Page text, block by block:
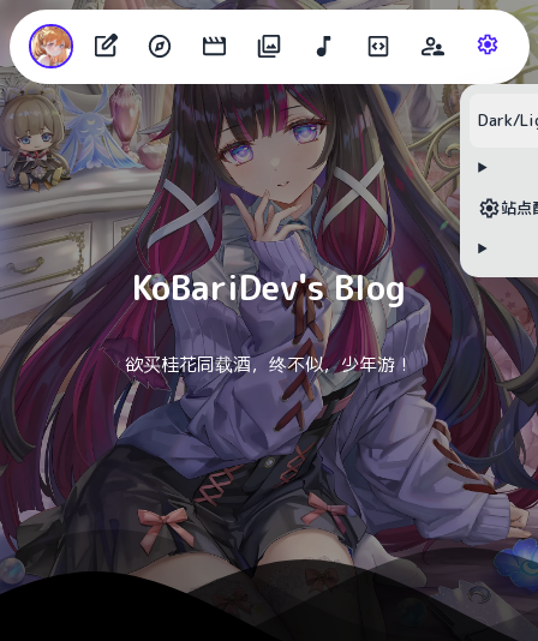
KoBariDev's Blog
欲买桂花同载酒，终不似，少年游！
Dark/
站点
目录
无可用标题